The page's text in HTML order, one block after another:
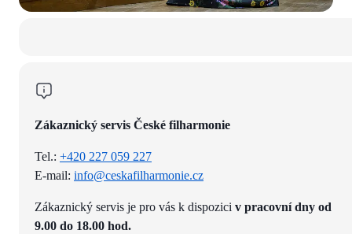
Zákaznický servis České filharmonie
Tel.: +420 227 059 227
E-mail: info@ceskafilharmonie.cz
Zákaznický servis je pro vás k dispozici v pracovní dny od
9.00 do 18.00 hod.